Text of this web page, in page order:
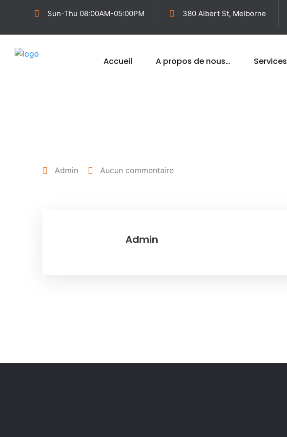
Sun-Thu 08:00AM-05:00PM 380 Albert St, Melborne
Accueil A propos de nous… Services
Admin Aucun commentaire
Admin